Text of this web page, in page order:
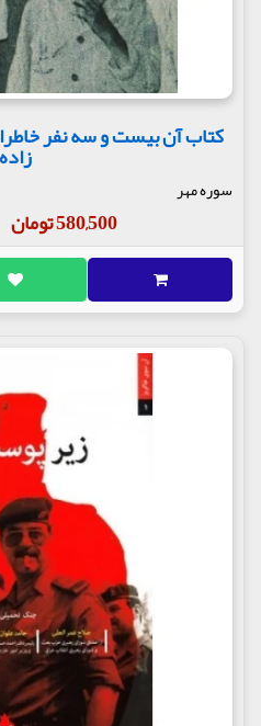
کتاب آن بیست و سه نفر
زاده
سوره مهر
580,500 تومان